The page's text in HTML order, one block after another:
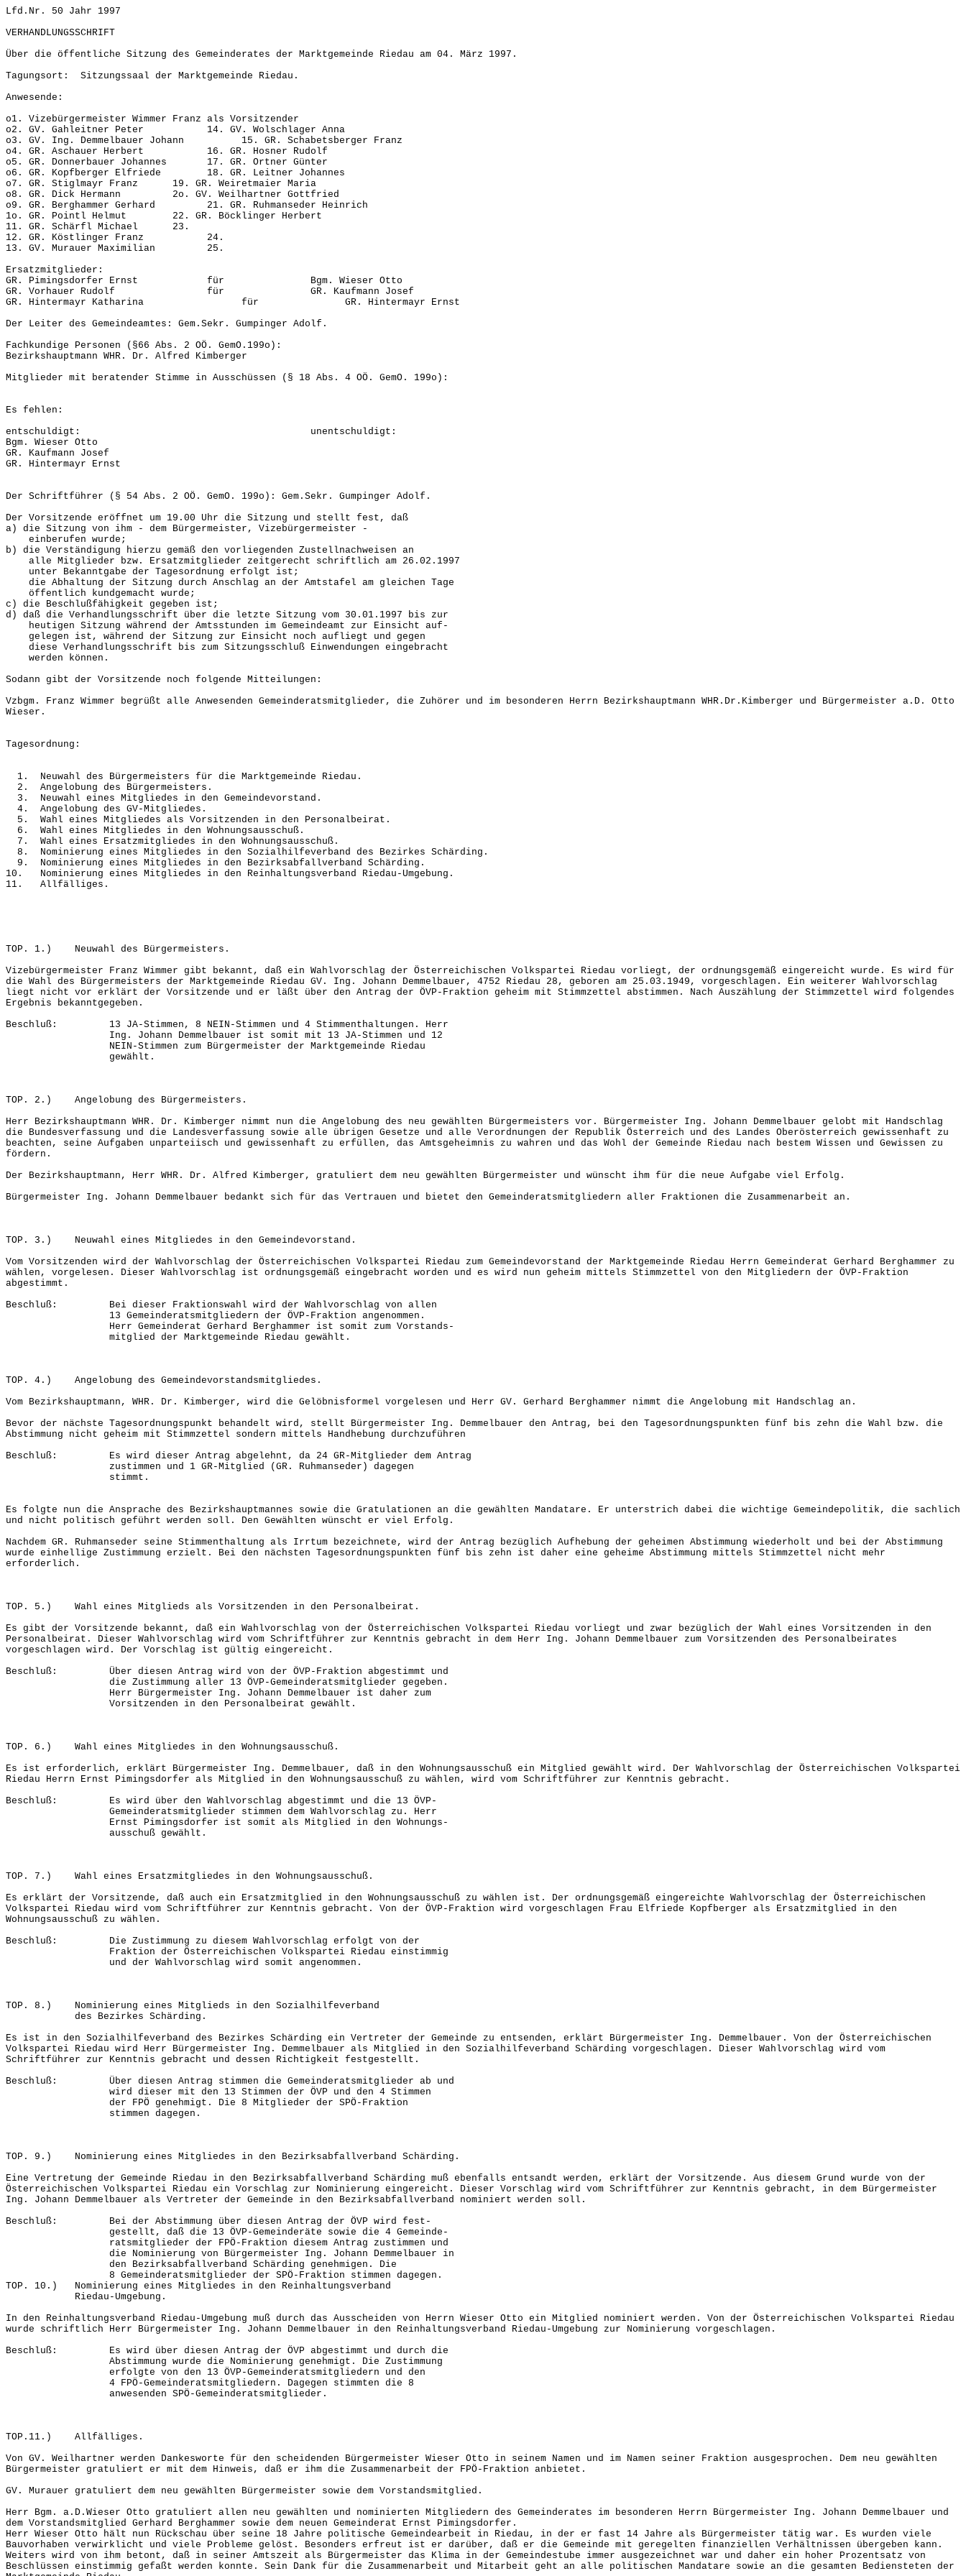
Lfd.Nr. 50 Jahr 1997
VERHANDLUNGSSCHRIFT
Über die öffentliche Sitzung des Gemeinderates der Marktgemeinde Riedau am 04. März 1997.
Tagungsort: Sitzungssaal der Marktgemeinde Riedau.
Anwesende:
o1. Vizebürgermeister Wimmer Franz als Vorsitzender
o2. GV. Gahleitner Peter 14. GV. Wolschlager Anna
o3. GV. Ing. Demmelbauer Johann 15. GR. Schabetsberger Franz
o4. GR. Aschauer Herbert 16. GR. Hosner Rudolf
o5. GR. Donnerbauer Johannes 17. GR. Ortner Günter
o6. GR. Kopfberger Elfriede 18. GR. Leitner Johannes
o7. GR. Stiglmayr Franz 19. GR. Weiretmaier Maria
o8. GR. Dick Hermann 2o. GV. Weilhartner Gottfried
o9. GR. Berghammer Gerhard 21. GR. Ruhmanseder Heinrich
1o. GR. Pointl Helmut 22. GR. Böcklinger Herbert
11. GR. Schärfl Michael 23.
12. GR. Köstlinger Franz 24.
13. GV. Murauer Maximilian 25.
Ersatzmitglieder:
GR. Pimingsdorfer Ernst für Bgm. Wieser Otto
GR. Vorhauer Rudolf für GR. Kaufmann Josef
GR. Hintermayr Katharina für GR. Hintermayr Ernst
Der Leiter des Gemeindeamtes: Gem.Sekr. Gumpinger Adolf.
Fachkundige Personen (§66 Abs. 2 OÖ. GemO.199o):
Bezirkshauptmann WHR. Dr. Alfred Kimberger
Mitglieder mit beratender Stimme in Ausschüssen (§ 18 Abs. 4 OÖ. GemO. 199o):
Es fehlen:
entschuldigt: unentschuldigt:
Bgm. Wieser Otto
GR. Kaufmann Josef
GR. Hintermayr Ernst
Der Schriftführer (§ 54 Abs. 2 OÖ. GemO. 199o): Gem.Sekr. Gumpinger Adolf.
Der Vorsitzende eröffnet um 19.00 Uhr die Sitzung und stellt fest, daß
a) die Sitzung von ihm - dem Bürgermeister, Vizebürgermeister -
einberufen wurde;
b) die Verständigung hierzu gemäß den vorliegenden Zustellnachweisen an
alle Mitglieder bzw. Ersatzmitglieder zeitgerecht schriftlich am 26.02.1997
unter Bekanntgabe der Tagesordnung erfolgt ist;
die Abhaltung der Sitzung durch Anschlag an der Amtstafel am gleichen Tage
öffentlich kundgemacht wurde;
c) die Beschlußfähigkeit gegeben ist;
d) daß die Verhandlungsschrift über die letzte Sitzung vom 30.01.1997 bis zur
heutigen Sitzung während der Amtsstunden im Gemeindeamt zur Einsicht auf-
gelegen ist, während der Sitzung zur Einsicht noch aufliegt und gegen
diese Verhandlungsschrift bis zum Sitzungsschluß Einwendungen eingebracht
werden können.
Sodann gibt der Vorsitzende noch folgende Mitteilungen:
Vzbgm. Franz Wimmer begrüßt alle Anwesenden Gemeinderatsmitglieder, die Zuhörer und im besonderen Herrn Bezirkshauptmann WHR.Dr.Kimberger und Bürgermeister a.D. Otto
Wieser.
Tagesordnung:
1. Neuwahl des Bürgermeisters für die Marktgemeinde Riedau.
2. Angelobung des Bürgermeisters.
3. Neuwahl eines Mitgliedes in den Gemeindevorstand.
4. Angelobung des GV-Mitgliedes.
5. Wahl eines Mitgliedes als Vorsitzenden in den Personalbeirat.
6. Wahl eines Mitgliedes in den Wohnungsausschuß.
7. Wahl eines Ersatzmitgliedes in den Wohnungsausschuß.
8. Nominierung eines Mitgliedes in den Sozialhilfeverband des Bezirkes Schärding.
9. Nominierung eines Mitgliedes in den Bezirksabfallverband Schärding.
10. Nominierung eines Mitgliedes in den Reinhaltungsverband Riedau-Umgebung.
11. Allfälliges.
TOP. 1.) Neuwahl des Bürgermeisters.
Vizebürgermeister Franz Wimmer gibt bekannt, daß ein Wahlvorschlag der Österreichischen Volkspartei Riedau vorliegt, der ordnungsgemäß eingereicht wurde. Es wird für
die Wahl des Bürgermeisters der Marktgemeinde Riedau GV. Ing. Johann Demmelbauer, 4752 Riedau 28, geboren am 25.03.1949, vorgeschlagen. Ein weiterer Wahlvorschlag
liegt nicht vor erklärt der Vorsitzende und er läßt über den Antrag der ÖVP-Fraktion geheim mit Stimmzettel abstimmen. Nach Auszählung der Stimmzettel wird folgendes
Ergebnis bekanntgegeben.
Beschluß: 13 JA-Stimmen, 8 NEIN-Stimmen und 4 Stimmenthaltungen. Herr
Ing. Johann Demmelbauer ist somit mit 13 JA-Stimmen und 12
NEIN-Stimmen zum Bürgermeister der Marktgemeinde Riedau
gewählt.
TOP. 2.) Angelobung des Bürgermeisters.
Herr Bezirkshauptmann WHR. Dr. Kimberger nimmt nun die Angelobung des neu gewählten Bürgermeisters vor. Bürgermeister Ing. Johann Demmelbauer gelobt mit Handschlag
die Bundesverfassung und die Landesverfassung sowie alle übrigen Gesetze und alle Verordnungen der Republik Österreich und des Landes Oberösterreich gewissenhaft zu
beachten, seine Aufgaben unparteiisch und gewissenhaft zu erfüllen, das Amtsgeheimnis zu wahren und das Wohl der Gemeinde Riedau nach bestem Wissen und Gewissen zu
fördern.
Der Bezirkshauptmann, Herr WHR. Dr. Alfred Kimberger, gratuliert dem neu gewählten Bürgermeister und wünscht ihm für die neue Aufgabe viel Erfolg.
Bürgermeister Ing. Johann Demmelbauer bedankt sich für das Vertrauen und bietet den Gemeinderatsmitgliedern aller Fraktionen die Zusammenarbeit an.
TOP. 3.) Neuwahl eines Mitgliedes in den Gemeindevorstand.
Vom Vorsitzenden wird der Wahlvorschlag der Österreichischen Volkspartei Riedau zum Gemeindevorstand der Marktgemeinde Riedau Herrn Gemeinderat Gerhard Berghammer zu
wählen, vorgelesen. Dieser Wahlvorschlag ist ordnungsgemäß eingebracht worden und es wird nun geheim mittels Stimmzettel von den Mitgliedern der ÖVP-Fraktion
abgestimmt.
Beschluß: Bei dieser Fraktionswahl wird der Wahlvorschlag von allen
13 Gemeinderatsmitgliedern der ÖVP-Fraktion angenommen.
Herr Gemeinderat Gerhard Berghammer ist somit zum Vorstands-
mitglied der Marktgemeinde Riedau gewählt.
TOP. 4.) Angelobung des Gemeindevorstandsmitgliedes.
Vom Bezirkshauptmann, WHR. Dr. Kimberger, wird die Gelöbnisformel vorgelesen und Herr GV. Gerhard Berghammer nimmt die Angelobung mit Handschlag an.
Bevor der nächste Tagesordnungspunkt behandelt wird, stellt Bürgermeister Ing. Demmelbauer den Antrag, bei den Tagesordnungspunkten fünf bis zehn die Wahl bzw. die
Abstimmung nicht geheim mit Stimmzettel sondern mittels Handhebung durchzuführen
Beschluß: Es wird dieser Antrag abgelehnt, da 24 GR-Mitglieder dem Antrag
zustimmen und 1 GR-Mitglied (GR. Ruhmanseder) dagegen
stimmt.
Es folgte nun die Ansprache des Bezirkshauptmannes sowie die Gratulationen an die gewählten Mandatare. Er unterstrich dabei die wichtige Gemeindepolitik, die sachlich
und nicht politisch geführt werden soll. Den Gewählten wünscht er viel Erfolg.
Nachdem GR. Ruhmanseder seine Stimmenthaltung als Irrtum bezeichnete, wird der Antrag bezüglich Aufhebung der geheimen Abstimmung wiederholt und bei der Abstimmung
wurde einhellige Zustimmung erzielt. Bei den nächsten Tagesordnungspunkten fünf bis zehn ist daher eine geheime Abstimmung mittels Stimmzettel nicht mehr
erforderlich.
TOP. 5.) Wahl eines Mitglieds als Vorsitzenden in den Personalbeirat.
Es gibt der Vorsitzende bekannt, daß ein Wahlvorschlag von der Österreichischen Volkspartei Riedau vorliegt und zwar bezüglich der Wahl eines Vorsitzenden in den
Personalbeirat. Dieser Wahlvorschlag wird vom Schriftführer zur Kenntnis gebracht in dem Herr Ing. Johann Demmelbauer zum Vorsitzenden des Personalbeirates
vorgeschlagen wird. Der Vorschlag ist gültig eingereicht.
Beschluß: Über diesen Antrag wird von der ÖVP-Fraktion abgestimmt und
die Zustimmung aller 13 ÖVP-Gemeinderatsmitglieder gegeben.
Herr Bürgermeister Ing. Johann Demmelbauer ist daher zum
Vorsitzenden in den Personalbeirat gewählt.
TOP. 6.) Wahl eines Mitgliedes in den Wohnungsausschuß.
Es ist erforderlich, erklärt Bürgermeister Ing. Demmelbauer, daß in den Wohnungsausschuß ein Mitglied gewählt wird. Der Wahlvorschlag der Österreichischen Volkspartei
Riedau Herrn Ernst Pimingsdorfer als Mitglied in den Wohnungsausschuß zu wählen, wird vom Schriftführer zur Kenntnis gebracht.
Beschluß: Es wird über den Wahlvorschlag abgestimmt und die 13 ÖVP-
Gemeinderatsmitglieder stimmen dem Wahlvorschlag zu. Herr
Ernst Pimingsdorfer ist somit als Mitglied in den Wohnungs-
ausschuß gewählt.
TOP. 7.) Wahl eines Ersatzmitgliedes in den Wohnungsausschuß.
Es erklärt der Vorsitzende, daß auch ein Ersatzmitglied in den Wohnungsausschuß zu wählen ist. Der ordnungsgemäß eingereichte Wahlvorschlag der Österreichischen
Volkspartei Riedau wird vom Schriftführer zur Kenntnis gebracht. Von der ÖVP-Fraktion wird vorgeschlagen Frau Elfriede Kopfberger als Ersatzmitglied in den
Wohnungsausschuß zu wählen.
Beschluß: Die Zustimmung zu diesem Wahlvorschlag erfolgt von der
Fraktion der Österreichischen Volkspartei Riedau einstimmig
und der Wahlvorschlag wird somit angenommen.
TOP. 8.) Nominierung eines Mitglieds in den Sozialhilfeverband
des Bezirkes Schärding.
Es ist in den Sozialhilfeverband des Bezirkes Schärding ein Vertreter der Gemeinde zu entsenden, erklärt Bürgermeister Ing. Demmelbauer. Von der Österreichischen
Volkspartei Riedau wird Herr Bürgermeister Ing. Demmelbauer als Mitglied in den Sozialhilfeverband Schärding vorgeschlagen. Dieser Wahlvorschlag wird vom
Schriftführer zur Kenntnis gebracht und dessen Richtigkeit festgestellt.
Beschluß: Über diesen Antrag stimmen die Gemeinderatsmitglieder ab und
wird dieser mit den 13 Stimmen der ÖVP und den 4 Stimmen
der FPÖ genehmigt. Die 8 Mitglieder der SPÖ-Fraktion
stimmen dagegen.
TOP. 9.) Nominierung eines Mitgliedes in den Bezirksabfallverband Schärding.
Eine Vertretung der Gemeinde Riedau in den Bezirksabfallverband Schärding muß ebenfalls entsandt werden, erklärt der Vorsitzende. Aus diesem Grund wurde von der
Österreichischen Volkspartei Riedau ein Vorschlag zur Nominierung eingereicht. Dieser Vorschlag wird vom Schriftführer zur Kenntnis gebracht, in dem Bürgermeister
Ing. Johann Demmelbauer als Vertreter der Gemeinde in den Bezirksabfallverband nominiert werden soll.
Beschluß: Bei der Abstimmung über diesen Antrag der ÖVP wird fest-
gestellt, daß die 13 ÖVP-Gemeinderäte sowie die 4 Gemeinde-
ratsmitglieder der FPÖ-Fraktion diesem Antrag zustimmen und
die Nominierung von Bürgermeister Ing. Johann Demmelbauer in
den Bezirksabfallverband Schärding genehmigen. Die
8 Gemeinderatsmitglieder der SPÖ-Fraktion stimmen dagegen.
TOP. 10.) Nominierung eines Mitgliedes in den Reinhaltungsverband
Riedau-Umgebung.
In den Reinhaltungsverband Riedau-Umgebung muß durch das Ausscheiden von Herrn Wieser Otto ein Mitglied nominiert werden. Von der Österreichischen Volkspartei Riedau
wurde schriftlich Herr Bürgermeister Ing. Johann Demmelbauer in den Reinhaltungsverband Riedau-Umgebung zur Nominierung vorgeschlagen.
Beschluß: Es wird über diesen Antrag der ÖVP abgestimmt und durch die
Abstimmung wurde die Nominierung genehmigt. Die Zustimmung
erfolgte von den 13 ÖVP-Gemeinderatsmitgliedern und den
4 FPÖ-Gemeinderatsmitgliedern. Dagegen stimmten die 8
anwesenden SPÖ-Gemeinderatsmitglieder.
TOP.11.) Allfälliges.
Von GV. Weilhartner werden Dankesworte für den scheidenden Bürgermeister Wieser Otto in seinem Namen und im Namen seiner Fraktion ausgesprochen. Dem neu gewählten
Bürgermeister gratuliert er mit dem Hinweis, daß er ihm die Zusammenarbeit der FPÖ-Fraktion anbietet.
GV. Murauer gratuliert dem neu gewählten Bürgermeister sowie dem Vorstandsmitglied.
Herr Bgm. a.D.Wieser Otto gratuliert allen neu gewählten und nominierten Mitgliedern des Gemeinderates im besonderen Herrn Bürgermeister Ing. Johann Demmelbauer und
dem Vorstandsmitglied Gerhard Berghammer sowie dem neuen Gemeinderat Ernst Pimingsdorfer.
Herr Wieser Otto hält nun Rückschau über seine 18 Jahre politische Gemeindearbeit in Riedau, in der er fast 14 Jahre als Bürgermeister tätig war. Es wurden viele
Bauvorhaben verwirklicht und viele Probleme gelöst. Besonders erfreut ist er darüber, daß er die Gemeinde mit geregelten finanziellen Verhältnissen übergeben kann.
Weiters wird von ihm betont, daß in seiner Amtszeit als Bürgermeister das Klima in der Gemeindestube immer ausgezeichnet war und daher ein hoher Prozentsatz von
Beschlüssen einstimmig gefaßt werden konnte. Sein Dank für die Zusammenarbeit und Mitarbeit geht an alle politischen Mandatare sowie an die gesamten Bediensteten der